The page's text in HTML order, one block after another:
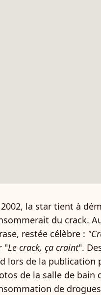
2002, la star tient à
du crack.
restée célèbre :
"Le crack, ça craint".
lors de la publication
de la salle de bain
de